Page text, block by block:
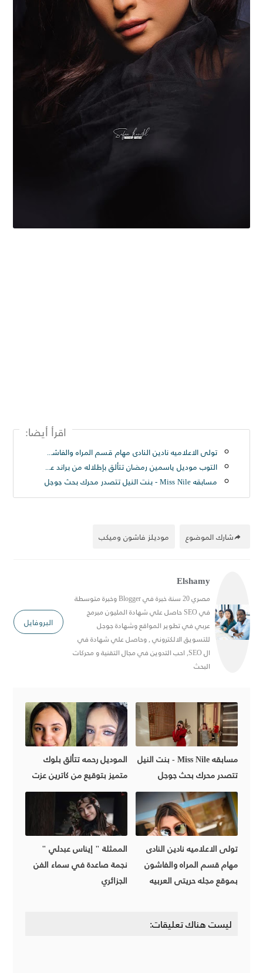
اقرأ أيضا:
تولى الاعلاميه نادين النادى مهام قسم المراه والفاشون بموقع مجله حريتى العربيه
التوب موديل ياسمين رمضان تتألق بإطلاله من براند عابر سبيل
مسابقه Miss Nile - بنت النيل تتصدر محرك بحث جوجل
موديلز فاشون وميكب شارك الموضوع
Elshamy
مصري 20 سنة خبرة في Blogger وخبرة متوسطة
في SEO حاصل علي شهادة المليون مبرمج
عربي في تطوير المواقع وشهادة جوجل
للتسويق الالكتروني , وحاصل علي شهادة في
ال SEO, احب التدوين في مجال التقنية و محركات
البحث
البروفايل
الموديل رحمه تتألق بلوك
متميز بتوقيع من كاترين عزت
مسابقه Miss Nile - بنت النيل
تتصدر محرك بحث جوجل
الممثلة " إيناس عبدلي "
نجمة صاعدة في سماء الفن
الجزائري
تولى الاعلاميه نادين النادى
مهام قسم المراه والفاشون
بموقع مجله حريتى العربيه
ليست هناك تعليقات: